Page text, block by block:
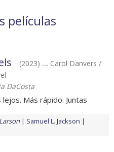
películas
(2023) .... Carol Danvers /
DaCosta
Más rápido. Juntas
Samuel L. Jackson